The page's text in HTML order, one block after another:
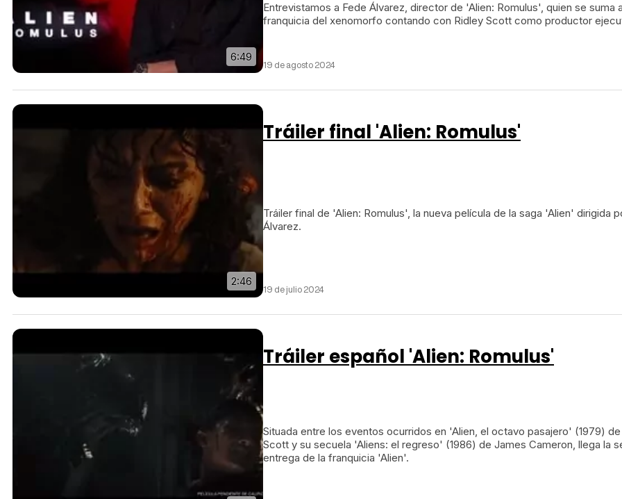
6:49
Entrevistamos a Fede Álvarez, director de 'Alien: Romulus', quien se suma
franquicia del xenomorfo contando con Ridley Scott como productor
19 de agosto 2024
2:46
Tráiler final 'Alien: Romulus'
Tráiler final de 'Alien: Romulus', la nueva película de la saga 'Alien' dirigida
Álvarez.
19 de julio 2024
Tráiler español 'Alien: Romulus'
Situada entre los eventos ocurridos en 'Alien, el octavo pasajero' (1979)
Scott y su secuela 'Aliens: el regreso' (1986) de James Cameron, llega la
entrega de la franquicia 'Alien'.